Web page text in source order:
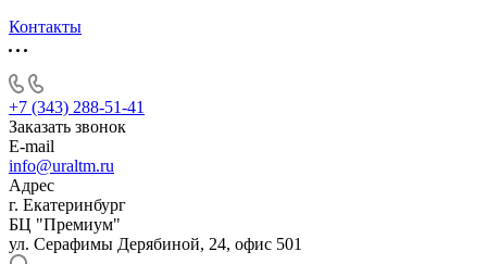
Контакты
+7 (343) 288-51-41
Заказать звонок
E-mail
info@uraltm.ru
Адрес
г. Екатеринбург
БЦ "Премиум"
ул. Серафимы Дерябиной, 24, офис 501